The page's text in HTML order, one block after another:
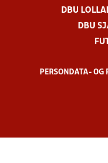
DBU
DBU
PERSONDATA-